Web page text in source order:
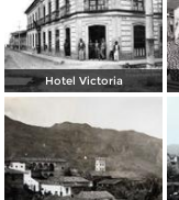
Hotel Victoria